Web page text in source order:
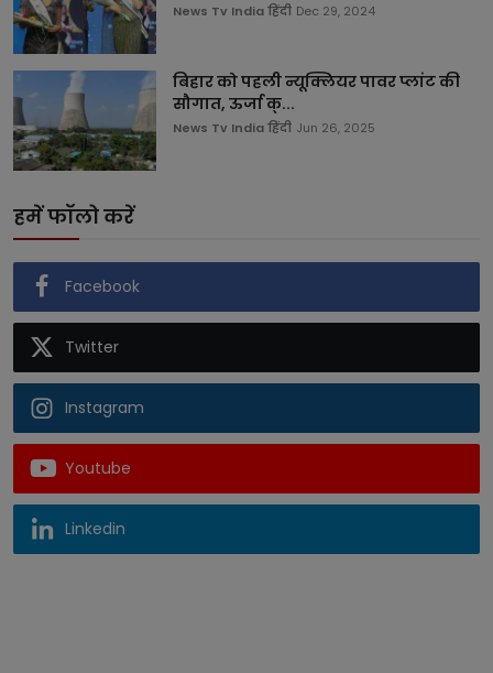
News Tv India हिंदी Dec 29, 2024
बिहार को पहली न्यूक्लियर पावर प्लांट की
सौगात, ऊर्जा क्...
News Tv India हिंदी Jun 26, 2025
हमें फॉलो करें
Facebook
Twitter
Instagram
Youtube
Linkedin